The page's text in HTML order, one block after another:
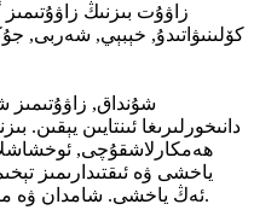
زاۋۇت بىزنىڭ
كۆلىنىۋاتىدۇ, خېبېي, شەربى,
شۇنداق, زاۋۇتىمىز
دانىخورلىرىغا ئىنتايىن
ھەمكارلاشقۇچى,
ياخشى ۋە ئىقتىدارىمىز
ئەڭ ياخشى. شامدان ۋە ماتىرىمدىن باشقا ئەۋزەللىكلىرىمىز بار.